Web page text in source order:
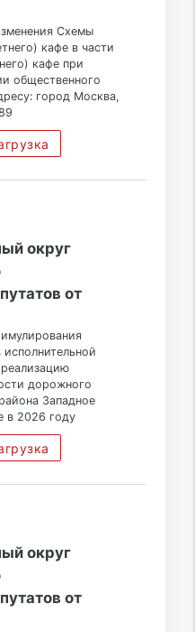
Схемы
кафе в части
кафе при
общественного
город Москва,
округ
от
дорожного
Западное
в 2026 году
округ
от